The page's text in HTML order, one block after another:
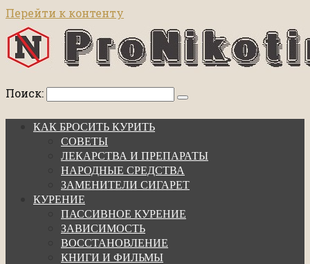
Перейти к контенту
Поиск:
КАК БРОСИТЬ КУРИТЬ
СОВЕТЫ
ЛЕКАРСТВА И ПРЕПАРАТЫ
НАРОДНЫЕ СРЕДСТВА
ЗАМЕНИТЕЛИ СИГАРЕТ
КУРЕНИЕ
ПАССИВНОЕ КУРЕНИЕ
ЗАВИСИМОСТЬ
ВОССТАНОВЛЕНИЕ
КНИГИ И ФИЛЬМЫ